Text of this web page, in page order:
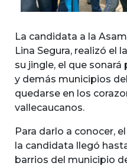
La candidata a la
Lina Segura, realizó el
su jingle, el que sonará
y demás municipios
quedarse en los
vallecaucanos.
Para darlo a conocer,
la candidata llegó
barrios del municipio